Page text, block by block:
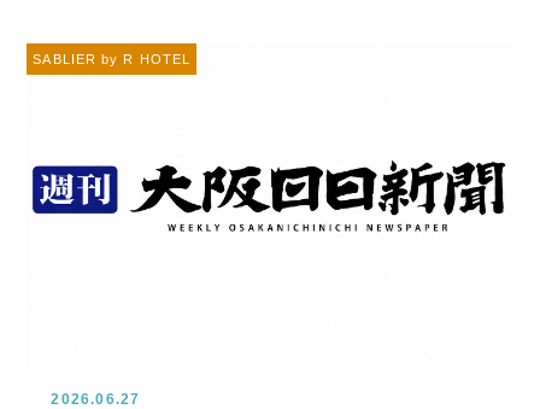
SABLIER by R HOTEL
2026.06.27